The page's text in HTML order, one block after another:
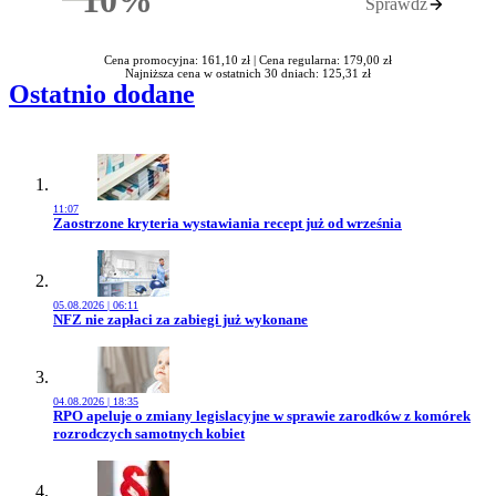
Rabatu Sprawdź
Cena promocyjna: 161,10 zł | Cena regularna: 179,00 zł
Najniższa cena w ostatnich 30 dniach: 125,31 zł
Ostatnio dodane
11:07
Przejdź do artykułu:
Zaostrzone kryteria wystawiania recept już od września
05.08.2026 | 06:11
Przejdź do artykułu:
NFZ nie zapłaci za zabiegi już wykonane
04.08.2026 | 18:35
Przejdź do artykułu:
RPO apeluje o zmiany legislacyjne w sprawie zarodków z komórek
rozrodczych samotnych kobiet